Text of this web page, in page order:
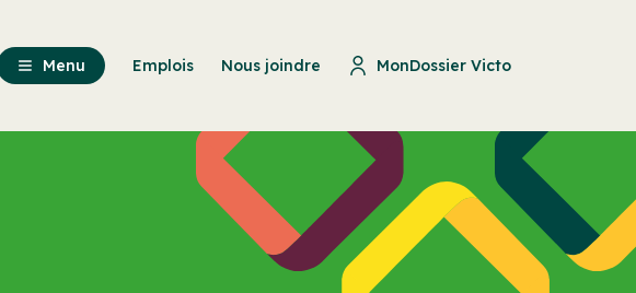
Menu Emplois Nous joindre MonDossier Victo